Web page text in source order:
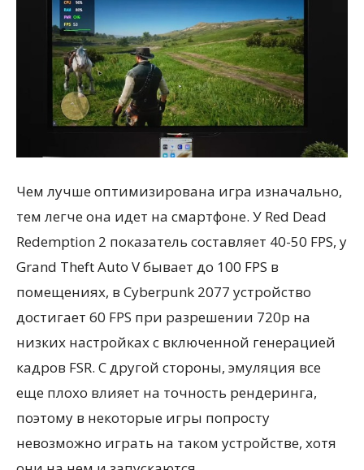
Чем лучше оптимизирована игра изначально,
тем легче она идет на смартфоне. У Red Dead
Redemption 2 показатель составляет 40-50 FPS, у
Grand Theft Auto V бывает до 100 FPS в
помещениях, в Cyberpunk 2077 устройство
достигает 60 FPS при разрешении 720p на
низких настройках с включенной генерацией
кадров FSR. С другой стороны, эмуляция все
еще плохо влияет на точность рендеринга,
поэтому в некоторые игры попросту
невозможно играть на таком устройстве, хотя